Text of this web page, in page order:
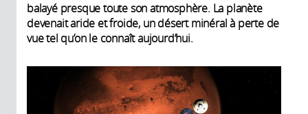
balayé presque toute son atmosphère. La planète
devenait aride et froide, un désert minéral à perte de
vue tel qu’on le connaît aujourd’hui.